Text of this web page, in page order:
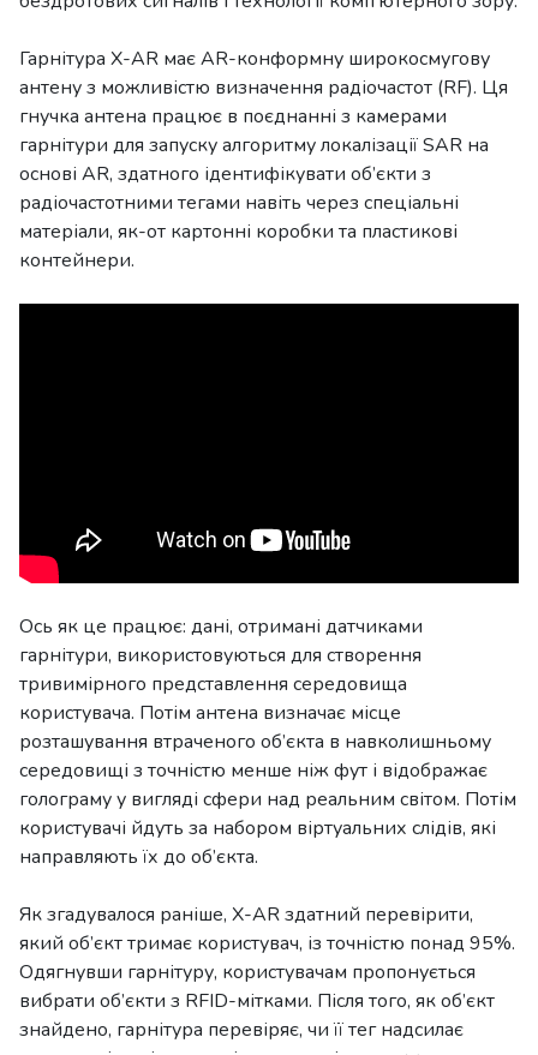
Гарнітура X-AR має AR-конформну широкосмугову
антену з можливістю визначення радіочастот (RF). Ця
гнучка антена працює в поєднанні з камерами
гарнітури для запуску алгоритму локалізації SAR на
основі AR, здатного ідентифікувати об’єкти з
радіочастотними тегами навіть через спеціальні
матеріали, як-от картонні коробки та пластикові
контейнери.
Ось як це працює: дані, отримані датчиками
гарнітури, використовуються для створення
тривимірного представлення середовища
користувача. Потім антена визначає місце
розташування втраченого об’єкта в навколишньому
середовищі з точністю менше ніж фут і відображає
голограму у вигляді сфери над реальним світом. Потім
користувачі йдуть за набором віртуальних слідів, які
направляють їх до об’єкта.
Як згадувалося раніше, X-AR здатний перевірити,
який об’єкт тримає користувач, із точністю понад 95%.
Одягнувши гарнітуру, користувачам пропонується
вибрати об’єкти з RFID-мітками. Після того, як об’єкт
знайдено, гарнітура перевіряє, чи її тег надсилає